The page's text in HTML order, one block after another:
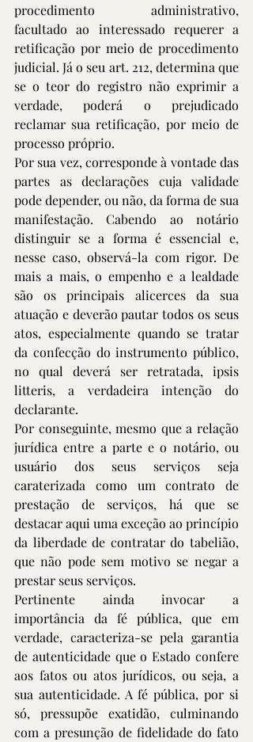
procedimento administrativo,
facultado ao interessado requerer a
retificação por meio de procedimento
judicial. Já o seu art. 212, determina que
se o teor do registro não exprimir a
verdade, poderá o prejudicado
reclamar sua retificação, por meio de
processo próprio.
Por sua vez, corresponde à vontade das
partes as declarações cuja validade
pode depender, ou não, da forma de sua
manifestação. Cabendo ao notário
distinguir se a forma é essencial e,
nesse caso, observá-la com rigor. De
mais a mais, o empenho e a lealdade
são os principais alicerces da sua
atuação e deverão pautar todos os seus
atos, especialmente quando se tratar
da confecção do instrumento público,
no qual deverá ser retratada, ipsis
litteris, a verdadeira intenção do
declarante.
Por conseguinte, mesmo que a relação
jurídica entre a parte e o notário, ou
usuário dos seus serviços seja
caraterizada como um contrato de
prestação de serviços, há que se
destacar aqui uma exceção ao princípio
da liberdade de contratar do tabelião,
que não pode sem motivo se negar a
prestar seus serviços.
Pertinente ainda invocar a
importância da fé pública, que em
verdade, caracteriza-se pela garantia
de autenticidade que o Estado confere
aos fatos ou atos jurídicos, ou seja, a
sua autenticidade. A fé pública, por si
só, pressupõe exatidão, culminando
com a presunção de fidelidade do fato